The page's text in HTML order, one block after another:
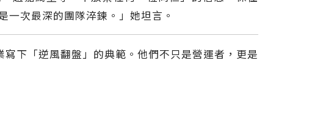
一次最深的團隊淬鍊。」她坦言。
下「逆風翻盤」的典範。他們不只是營運者，更是